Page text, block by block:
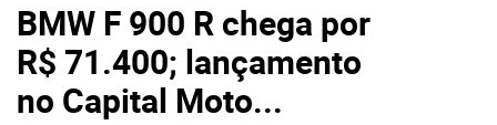
BMW F 900 R chega por
R$ 71.400; lançamento
no Capital Moto...